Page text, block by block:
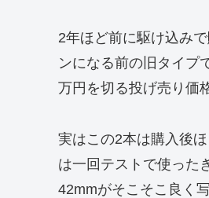
2年ほど前に駆け込み
ンになる前の旧タイプ
万円を切る投げ売り価
実はこの2本は購入後
は一回テストで使った
42mmがそこそこ良く